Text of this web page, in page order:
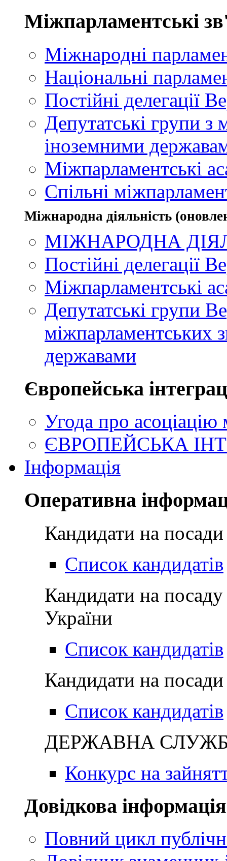
Міжпарламентські
Міжнародні
Національні
Постійні делегації
Депутатські групи з
іноземними
Міжпарламентські
Спільні
Міжнародна діяльність
МІЖНАРОДНА
Постійні делегації
Міжпарламентські
Депутатські групи
міжпарламентських
державами
Європейська
Угода про
ЄВРОПЕЙСЬКА
Інформація
Оперативна
Кандидати на
Список кандидатів
Кандидати на
України
Список кандидатів
Кандидати на посади
Список кандидатів
ДЕРЖАВНА
Конкурс на
Довідкова інформація
Повний цикл